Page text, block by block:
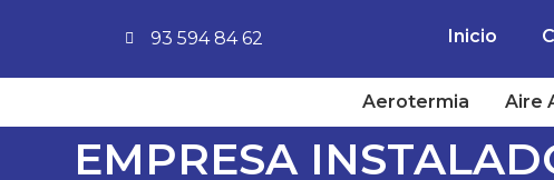
93 594 84 62 Inicio
Aerotermia Aire
EMPRESA